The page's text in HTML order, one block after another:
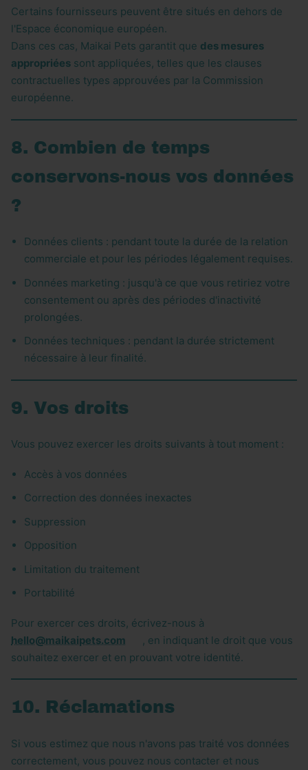
Certains fournisseurs peuvent être situés en dehors de
l'Espace économique européen.
Dans ces cas, Maikai Pets garantit que des mesures
appropriées sont appliquées, telles que les clauses
contractuelles types approuvées par la Commission
européenne.
8. Combien de temps
conservons-nous vos données
?
Données clients : pendant toute la durée de la relation
commerciale et pour les périodes légalement requises.
Données marketing : jusqu'à ce que vous retiriez votre
consentement ou après des périodes d'inactivité
prolongées.
Données techniques : pendant la durée strictement
nécessaire à leur finalité.
9. Vos droits
Vous pouvez exercer les droits suivants à tout moment :
Accès à vos données
Correction des données inexactes
Suppression
Opposition
Limitation du traitement
Portabilité
Pour exercer ces droits, écrivez-nous à
hello@maikaipets.com
, en indiquant le droit que vous
souhaitez exercer et en prouvant votre identité.
10. Réclamations
Si vous estimez que nous n'avons pas traité vos données
correctement, vous pouvez nous contacter et nous